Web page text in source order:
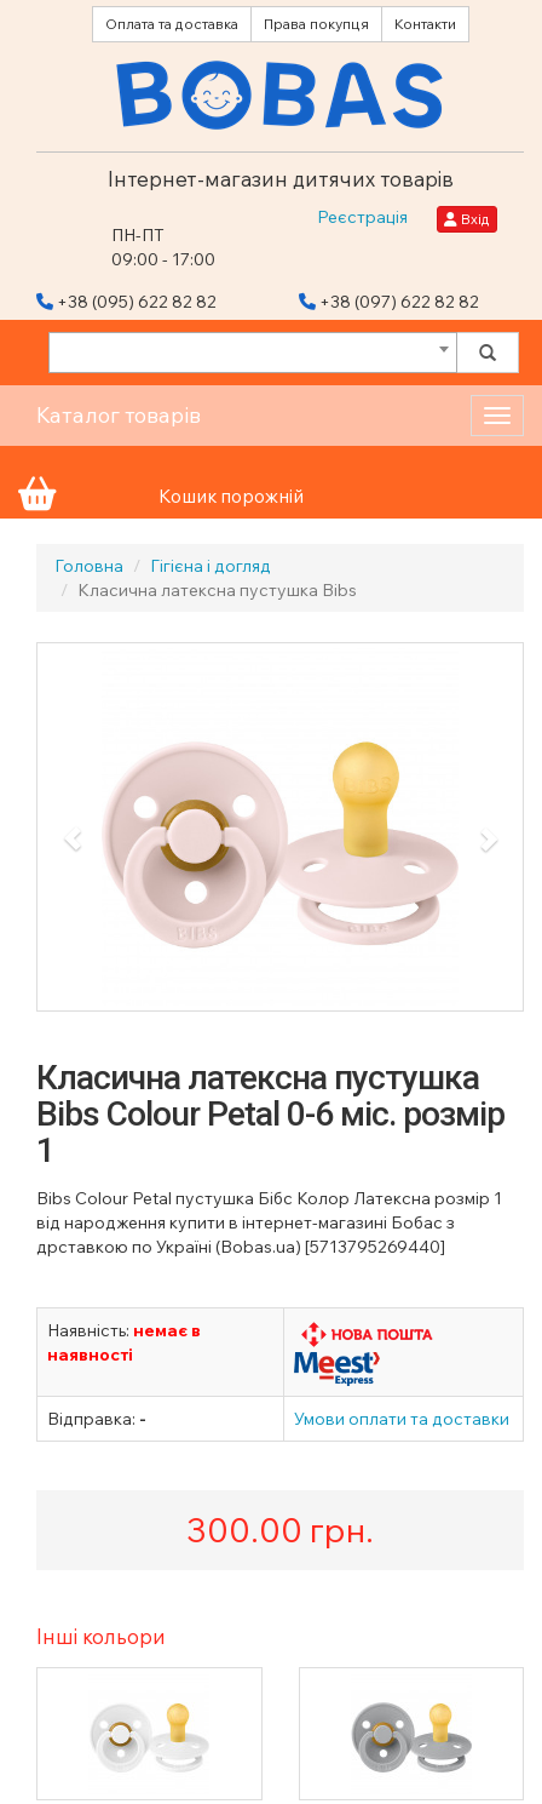
Оплата та доставка Права покупця Контакти
Інтернет-магазин дитячих товарів
ПН-ПТ
09:00 - 17:00
Реєстрація Вхід
+38 (095) 622 82 82 +38 (097) 622 82 82
Каталог товарів
Кошик порожній
Головна
Гігієна і догляд
Класична латексна пустушка Bibs
Класична латексна пустушка
Bibs Colour Petal 0-6 міс. розмір
1
Bibs Colour Petal пустушка Бібс Колор Латексна розмір 1
від народження купити в інтернет-магазині Бобас з
дрставкою по Україні (Bobas.ua) [5713795269440]
Наявність: немає в
наявності
Відправка: - Умови оплати та доставки
300.00 грн.
Інші кольори